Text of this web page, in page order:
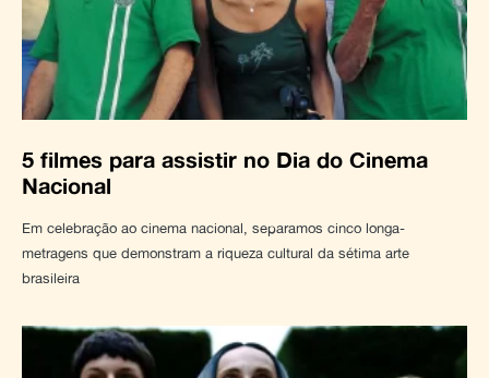
5 filmes para assistir no Dia do Cinema
Nacional
Em celebração ao cinema nacional, separamos cinco longa-
metragens que demonstram a riqueza cultural da sétima arte
brasileira